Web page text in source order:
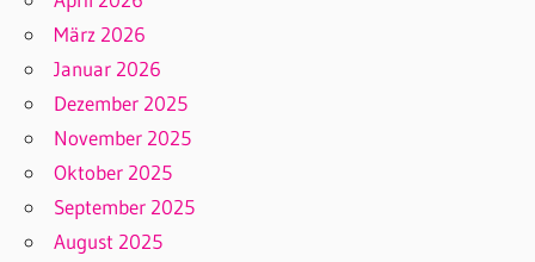
März 2026
Januar 2026
Dezember 2025
November 2025
Oktober 2025
September 2025
August 2025